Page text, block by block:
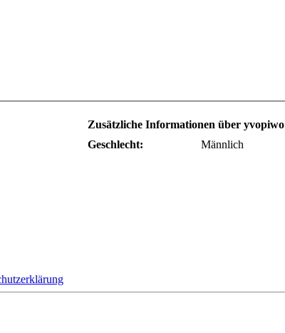
Zusätzliche Informationen über yvopiwo
Geschlecht:
Männlich